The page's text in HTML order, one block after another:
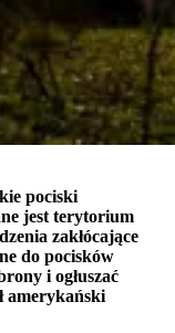
pociski
jest terytorium
zakłócające
do pocisków
i ogłuszać
amerykański